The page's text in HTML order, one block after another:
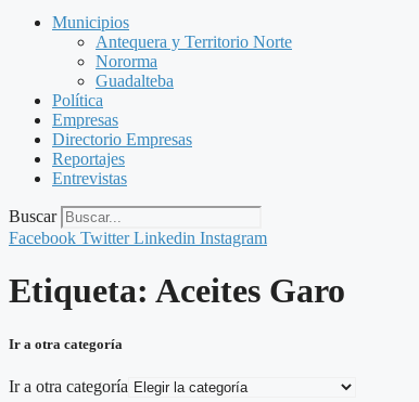
Municipios
Antequera y Territorio Norte
Nororma
Guadalteba
Política
Empresas
Directorio Empresas
Reportajes
Entrevistas
Buscar
Facebook Twitter Linkedin Instagram
Etiqueta: Aceites Garo
Ir a otra categoría
Ir a otra categoría